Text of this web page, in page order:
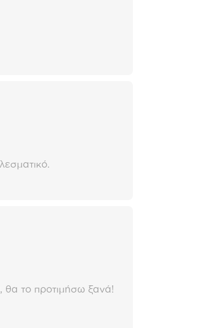
θα το προτιμήσω ξανά!